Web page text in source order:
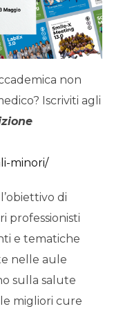
non
Iscriviti agli
minori/
di
professionisti
e tematiche
nelle aule
sulla salute
migliori cure